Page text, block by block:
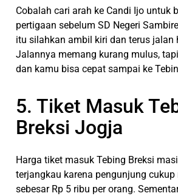
Cobalah cari arah ke Candi Ijo untuk
pertigaan sebelum SD Negeri
itu silahkan ambil kiri dan terus jalan
Jalannya memang kurang mulus,
dan kamu bisa cepat sampai ke
5. Tiket Masuk
Breksi Jogja
Harga tiket masuk Tebing Breksi
terjangkau karena pengunjung
sebesar Rp 5 ribu per orang.